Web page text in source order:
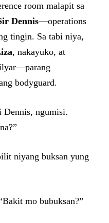
room malapit sa
Dennis—operations
tingin. Sa tabi niya,
, nakayuko, at
bodyguard.
Dennis, ngumisi.
niyang buksan yung
mo bubuksan?”